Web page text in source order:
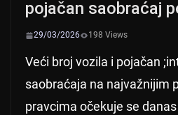
pojačan saobraćaj
29/03/2026 198 Views
Veći broj vozila i pojačan
saobraćaja na najvažnijim
pravcima očekuje se danas